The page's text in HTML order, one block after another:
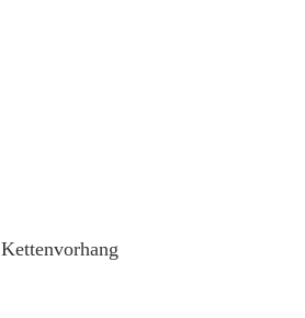
Kettenvorhang